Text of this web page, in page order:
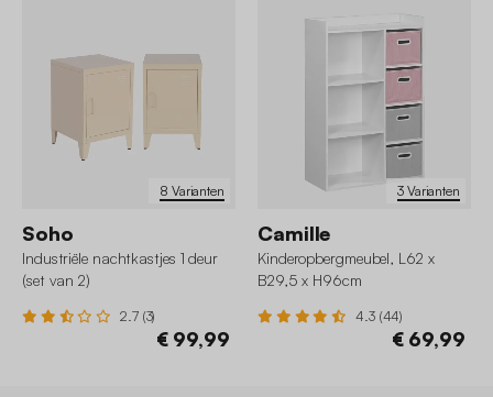
8 Varianten
Soho
Industriële nachtkastjes 1 deur
(set van 2)
2.7 (3)
€ 99,99
3 Varianten
Camille
Kinderopbergmeubel, L62 x
B29,5 x H96cm
4.3 (44)
€ 69,99